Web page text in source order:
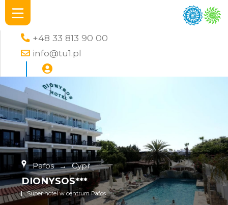
+48 33 813 90 00
info@tu1.pl
Pafos → Cypr
DIONYSOS***
Super hotel w centrum Pafos